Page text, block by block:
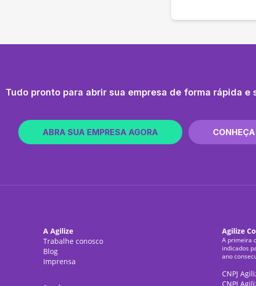
Tudo pronto para abrir sua empresa de forma rápida e
ABRA SUA EMPRESA AGORA
A Agilize
Trabalhe conosco
Blog
Imprensa
Agilize
A primeira
indicados
ano
CNPJ
CNPJ